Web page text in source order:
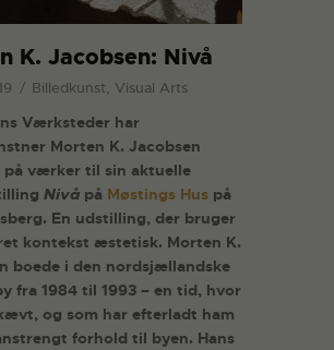
K. Jacobsen: Nivå
Billedkunst, Visual Arts
Værksteder har
Morten K. Jacobsen
på værker til sin aktuelle
Nivå på Møstings Hus på
En udstilling, der bruger
kontekst æstetisk. Morten K.
boede i den nordsjællandske
fra 1984 til 1993 – en tid, hvor
og som har efterladt ham
forhold til byen. Hans